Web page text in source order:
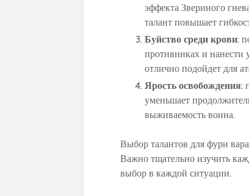
эффекта Звериного
талант повышает
Буйство среди крови:
противниках и нанести
отлично подойдет для
Ярость освобождения:
уменьшает
выживаемость воина.
Выбор талантов для фури
Важно тщательно изучить
выбор в каждой ситуации.